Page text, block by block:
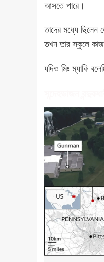
আসতে পারে।
তাদের মধ্যে
তখন তার স্কুলে কাজ
যদিও মিঃ ম্যাকি